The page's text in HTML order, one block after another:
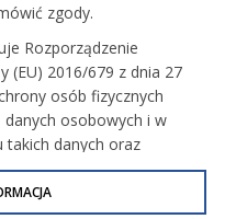
zgody.
Rozporządzenie
(EU) 2016/679 z dnia 27
osób fizycznych
osobowych i w
takich danych oraz
jako RODO, GDPR
Danych